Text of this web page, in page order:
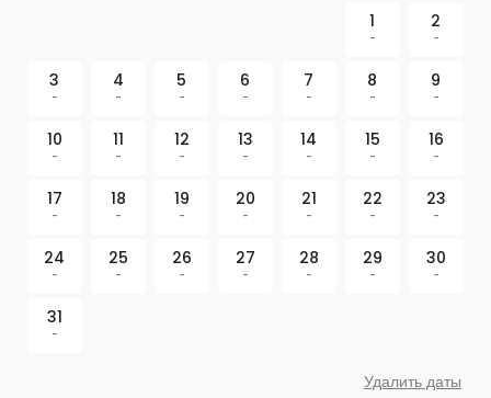
1
-
2
-
3
-
4
-
5
-
6
-
7
-
8
-
9
-
10
-
11
-
12
-
13
-
14
-
15
-
16
-
17
-
18
-
19
-
20
-
21
-
22
-
23
-
24
-
25
-
26
-
27
-
28
-
29
-
30
-
31
-
Удалить даты